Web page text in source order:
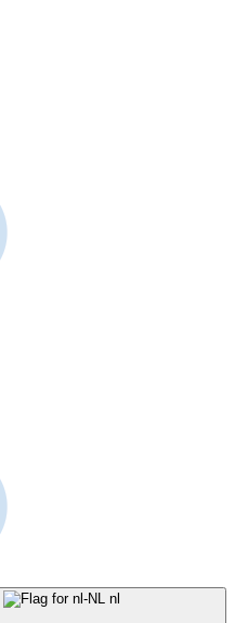
nl